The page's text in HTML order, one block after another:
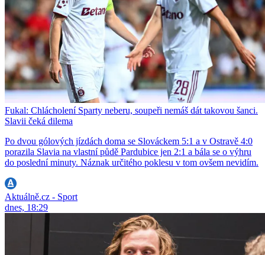
Fukal: Chlácholení Sparty neberu, soupeři nemáš dát takovou šanci.
Slavii čeká dilema
Po dvou gólových jízdách doma se Slováckem 5:1 a v Ostravě 4:0
porazila Slavia na vlastní půdě Pardubice jen 2:1 a bála se o výhru
do poslední minuty. Náznak určitého poklesu v tom ovšem nevidím.
Aktuálně.cz - Sport
dnes, 18:29